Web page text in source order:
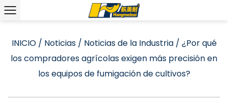
INICIO/ Noticias/ Noticias de la Industria/ ¿Por qué
los compradores agrícolas exigen más precisión en
los equipos de fumigación de cultivos?